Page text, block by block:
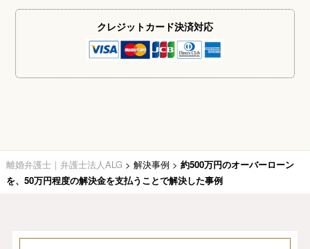
クレジットカード決済対応
離婚弁護士｜弁護士法人ALG > 解決事例 > 約500万円のオーバーローン
を、50万円程度の解決金を支払うことで解決した事例